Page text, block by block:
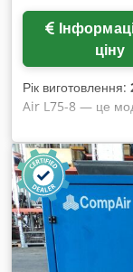
ціну
Рік виготовлення:
Air L75-8 — це
компанією
сфері
механічні
тиску газу
обʼєму. Вони
сферах,
автомобільну
багато